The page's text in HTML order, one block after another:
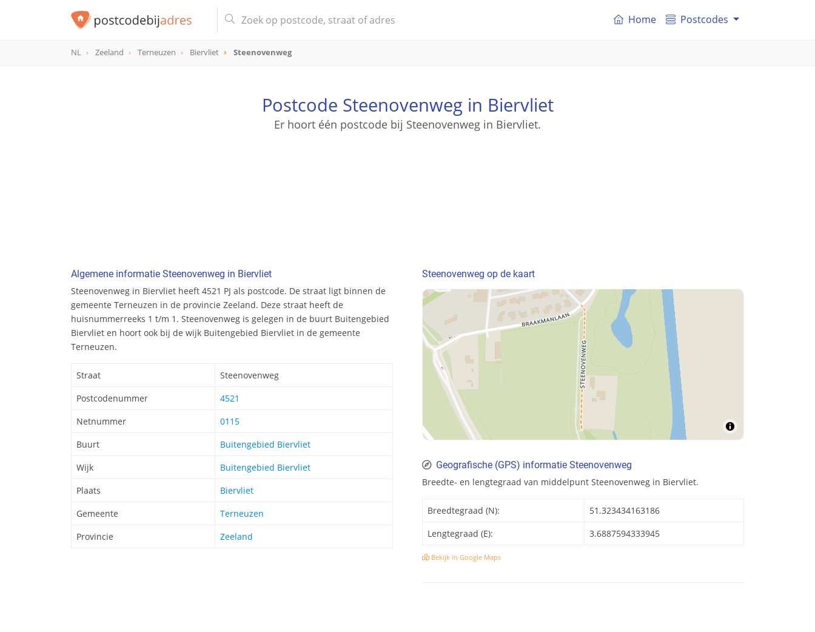
Home Postcodes
NL Zeeland Terneuzen Biervliet Steenovenweg
Postcode Steenovenweg in Biervliet
Er hoort één postcode bij Steenovenweg in Biervliet.
Algemene informatie Steenovenweg in Biervliet
Steenovenweg in Biervliet heeft 4521 PJ als postcode. De straat ligt binnen de
gemeente Terneuzen in de provincie Zeeland. Deze straat heeft de
huisnummerreeks 1 t/m 1. Steenovenweg is gelegen in de buurt Buitengebied
Biervliet en hoort ook bij de wijk Buitengebied Biervliet in de gemeente
Terneuzen.
Straat
Steenovenweg
Postcodenummer
4521
Netnummer
0115
Buurt
Buitengebied Biervliet
Wijk
Buitengebied Biervliet
Plaats
Biervliet
Gemeente
Terneuzen
Provincie
Zeeland
Steenovenweg op de kaart
Geografische (GPS) informatie Steenovenweg
Breedte- en lengtegraad van middelpunt Steenovenweg in Biervliet.
Breedtegraad (N):
51.323434163186
Lengtegraad (E):
3.6887594333945
Bekijk in Google Maps